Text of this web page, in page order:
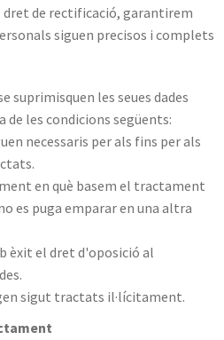
de rectificació, garantirem
siguen precisos i complets
les seues dades
de les condicions següents:
necessaris per als fins per als
en què basem el tractament
es puga emparar en una altra
èxit el dret d'oposició al
sigut tractats il·lícitament.